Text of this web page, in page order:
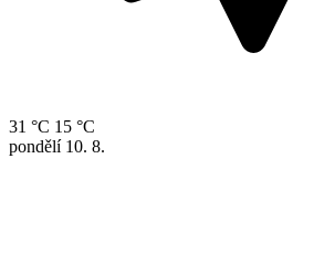
31 °C 15 °C
pondělí 10. 8.